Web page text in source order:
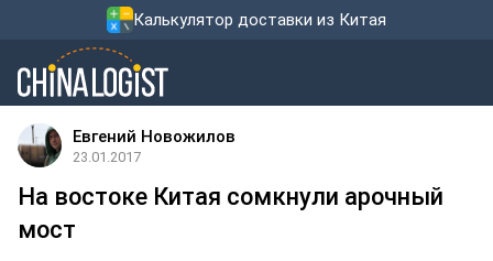
Калькулятор доставки из Китая
Евгений Новожилов
23.01.2017
На востоке Китая сомкнули арочный
мост